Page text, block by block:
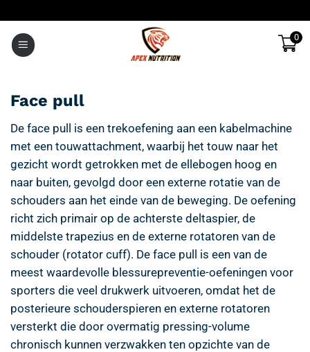
inhoud
0
Face pull
De face pull is een trekoefening aan een kabelmachine
met een touwattachment, waarbij het touw naar het
gezicht wordt getrokken met de ellebogen hoog en
naar buiten, gevolgd door een externe rotatie van de
schouders aan het einde van de beweging. De oefening
richt zich primair op de achterste deltaspier, de
middelste trapezius en de externe rotatoren van de
schouder (rotator cuff). De face pull is een van de
meest waardevolle blessurepreventie-oefeningen voor
sporters die veel drukwerk uitvoeren, omdat het de
posterieure schouderspieren en externe rotatoren
versterkt die door overmatig pressing-volume
chronisch kunnen verzwakken ten opzichte van de